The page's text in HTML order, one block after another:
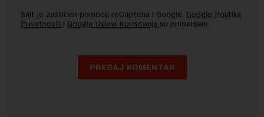
Sajt je zaštićen pomocu reCaptcha i Google. Google Politika
Privatnosti i Google Uslovi Korišćenja su primenjeni.